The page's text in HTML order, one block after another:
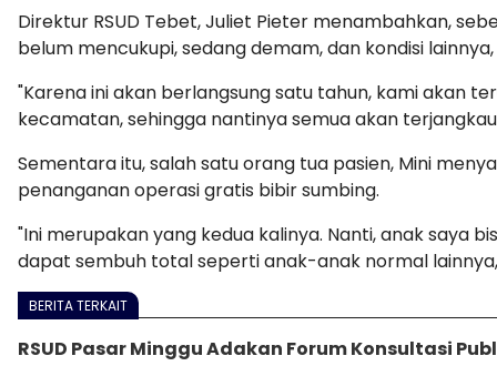
Direktur RSUD Tebet, Juliet Pieter menambahkan,
belum mencukupi, sedang demam, dan kondisi
"Karena ini akan berlangsung satu tahun, kami akan
kecamatan, sehingga nantinya semua akan
Sementara itu, salah satu orang tua pasien, Mini
penanganan operasi gratis bibir sumbing.
"Ini merupakan yang kedua kalinya. Nanti, anak saya
dapat sembuh total seperti anak-anak normal
BERITA TERKAIT
RSUD Pasar Minggu Adakan Forum Konsultasi